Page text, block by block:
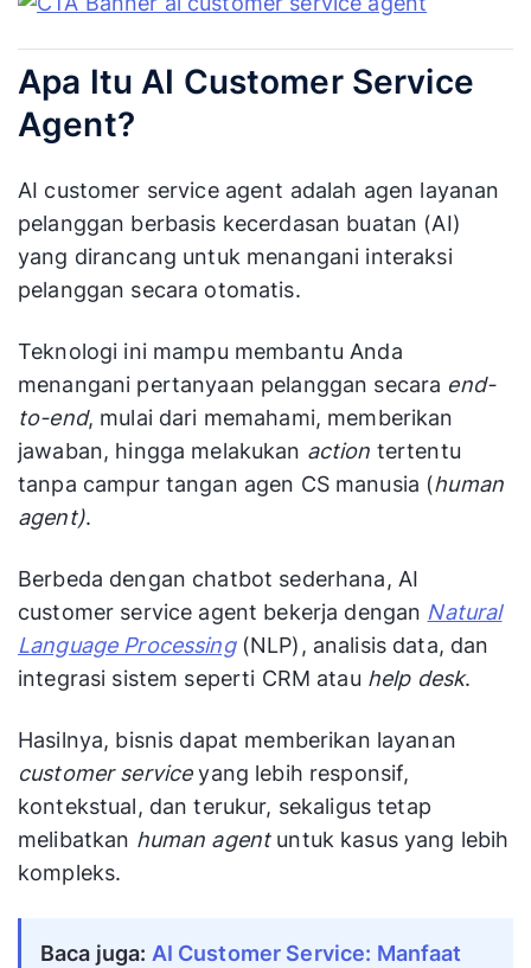
Apa Itu AI Customer Service
Agent?
AI customer service agent adalah agen layanan
pelanggan berbasis kecerdasan buatan (AI)
yang dirancang untuk menangani interaksi
pelanggan secara otomatis.
Teknologi ini mampu membantu Anda
menangani pertanyaan pelanggan secara end-
to-end, mulai dari memahami, memberikan
jawaban, hingga melakukan action tertentu
tanpa campur tangan agen CS manusia (human
agent).
Berbeda dengan chatbot sederhana, AI
customer service agent bekerja dengan Natural
Language Processing(NLP), analisis data, dan
integrasi sistem seperti CRM atau help desk.
Hasilnya, bisnis dapat memberikan layanan
customer serviceyang lebih responsif,
kontekstual, dan terukur, sekaligus tetap
melibatkan human agentuntuk kasus yang lebih
kompleks.
Baca juga: AI Customer Service: Manfaat